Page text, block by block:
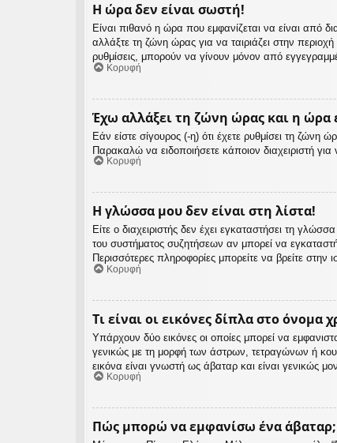
Η ώρα δεν είναι σωστή!
Είναι πιθανό η ώρα που εμφανίζεται να είναι από
αλλάξτε τη ζώνη ώρας για να ταιριάζει στην
ρυθμίσεις, μπορούν να γίνουν μόνον από
Κορυφή
Έχω αλλάξει τη ζώνη ώρας και η ώρα
Εάν είστε σίγουρος (-η) ότι έχετε ρυθμίσει τη
Παρακαλώ να ειδοποιήσετε κάποιον διαχειριστή
Κορυφή
Η γλώσσα μου δεν είναι στη λίστα!
Είτε ο διαχειριστής δεν έχει εγκαταστήσει τη
του συστήματος συζητήσεων αν μπορεί να
Περισσότερες πληροφορίες μπορείτε να βρείτε στην
Κορυφή
Τι είναι οι εικόνες δίπλα στο όνομα
Υπάρχουν δύο εικόνες οι οποίες μπορεί να
γενικώς με τη μορφή των άστρων, τετραγώνων ή
εικόνα είναι γνωστή ως άβαταρ και είναι γενικώς
Κορυφή
Πώς μπορώ να εμφανίσω ένα άβαταρ;